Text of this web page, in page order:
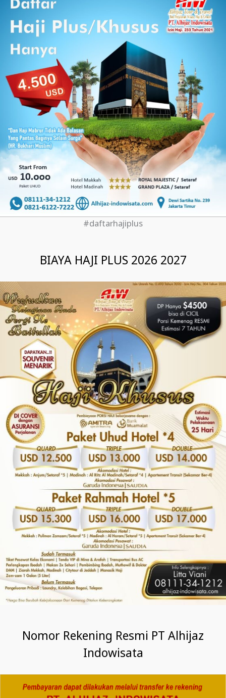
#daftarhajiplus
BIAYA HAJI PLUS 2026 2027
Nomor Rekening Resmi PT Alhijaz
Indowisata